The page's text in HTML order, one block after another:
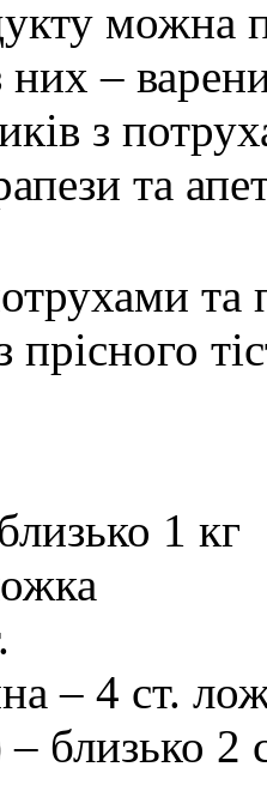
можна
них –
з
та
прісного
1 кг
– 4 ст.
– близько 2